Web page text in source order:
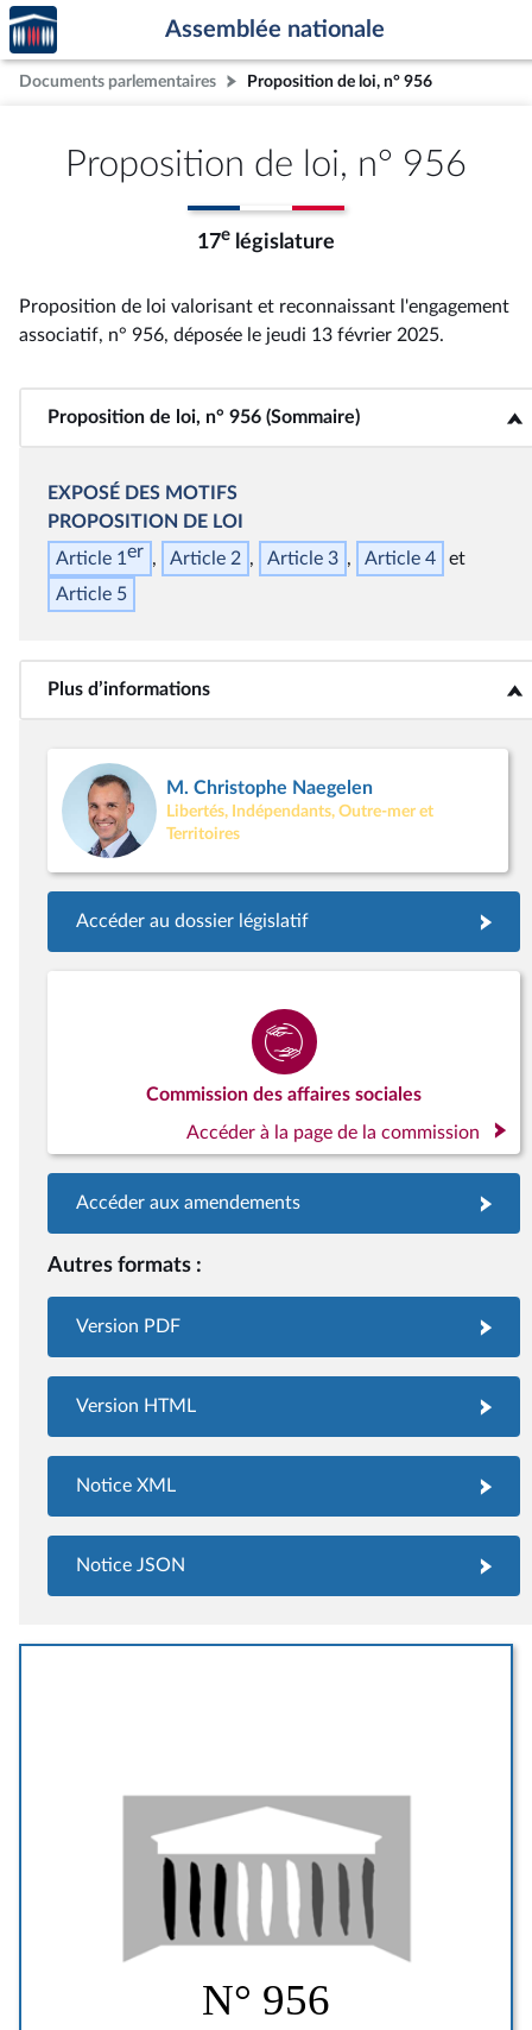
Aller au contenu
Aller en bas de la page
Accèder
à la
page
d'accueil
Assemblée nationale
Documents parlementaires Proposition de loi, n° 956
Proposition de loi, n° 956
17e législature
Proposition de loi valorisant et reconnaissant l'engagement
associatif, n° 956, déposée le jeudi 13 février 2025.
Proposition de loi, n° 956 (Sommaire)
<b>Proposition de loi, n° 956 (Sommaire)</b>
EXPOSÉ DES MOTIFS
PROPOSITION DE LOI
Article 1er Article 2 Article 3
Article 4
Article 5
Plus d’informations<b>Plus d’informations</b>
M. Christophe Naegelen
Libertés, Indépendants, Outre-mer et
Territoires
Accéder au dossier législatif
Commission des affaires sociales
Accéder à la page de la commission
Accéder aux amendements
Autres formats :
Version PDF
Version HTML
Notice XML
Notice JSON